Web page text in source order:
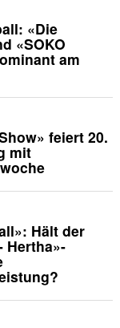
«Die
«SOKO
am
feiert 20.
mit
Hält der
Hertha»-